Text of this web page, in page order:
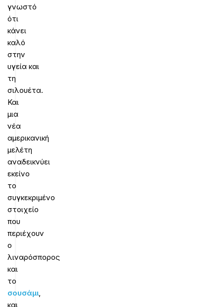
γνωστό
ότι
κάνει
καλό
στην
υγεία και
τη
σιλουέτα.
Και
μια
νέα
αμερικανική
μελέτη
αναδεικνύει
εκείνο
το
συγκεκριμένο
στοιχείο
που
περιέχουν
ο
λιναρόσπορος
και
το
σουσάμι,
και